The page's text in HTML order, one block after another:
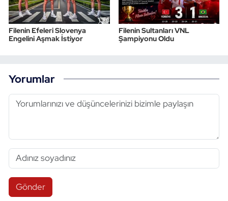
Filenin Efeleri Slovenya
Engelini Aşmak İstiyor
Filenin Sultanları VNL
Şampiyonu Oldu
Yorumlar
Gönder
Wushu Kungfu
Yelken